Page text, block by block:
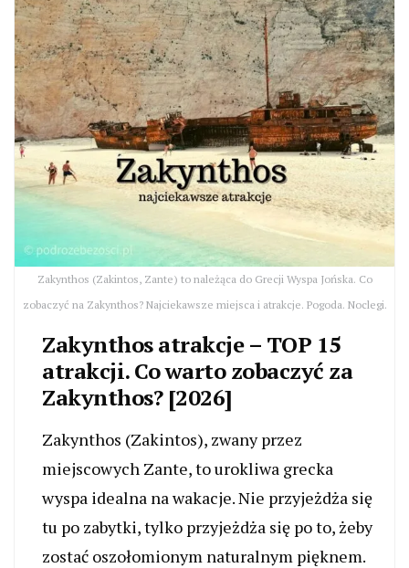
Zakynthos (Zakintos, Zante) to należąca do Grecji Wyspa Jońska. Co
zobaczyć na Zakynthos? Najciekawsze miejsca i atrakcje. Pogoda. Noclegi.
Zakynthos atrakcje – TOP 15
atrakcji. Co warto zobaczyć za
Zakynthos? [2026]
Zakynthos (Zakintos), zwany przez
miejscowych Zante, to urokliwa grecka
wyspa idealna na wakacje. Nie przyjeżdża się
tu po zabytki, tylko przyjeżdża się po to, żeby
zostać oszołomionym naturalnym pięknem.